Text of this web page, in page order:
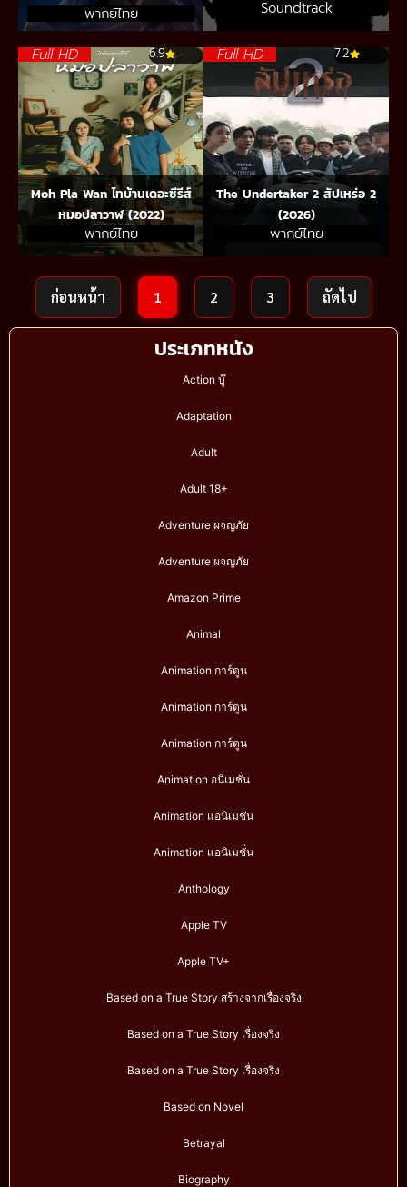
ประเภทหนัง
Action บู๊
Adaptation
Adult
Adult 18+
Adventure ผจญภัย
Adventure ผจญภัย
Amazon Prime
Animal
Animation การ์ตูน
Animation การ์ตูน
Animation การ์ตูน
Animation อนิเมชั่น
Animation แอนิเมชัน
Animation แอนิเมชั่น
Anthology
Apple TV
Apple TV+
Based on a True Story สร้างจากเรื่องจริง
Based on a True Story เรื่องจริง
Based on a True Story เรื่องจริง
Based on Novel
Betrayal
Biography
พากย์ไทย Soundtrack
Full HD 6.9
Moh Pla Wan ไทบ้านเดอะซีรีส์
หมอปลาวาฬ (2022)
พากย์ไทย
Full HD 7.2
The Undertaker 2 สัปเหร่อ 2
(2026)
พากย์ไทย
ก่อนหน้า 1 2 3 ถัดไป